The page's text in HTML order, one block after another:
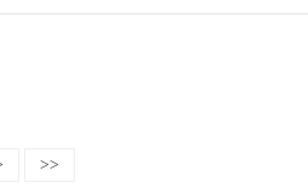
>>